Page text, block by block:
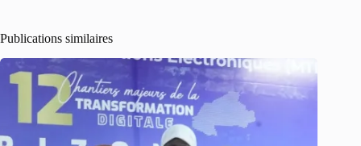
Publications similaires